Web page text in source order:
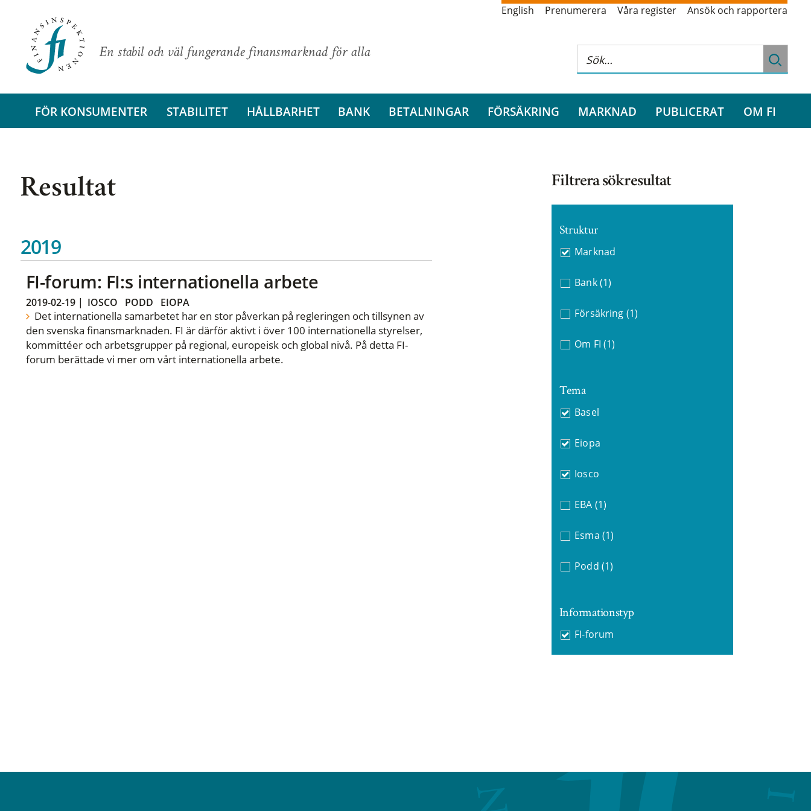
En stabil och väl fungerande finansmarknad för alla
English Prenumerera Våra register Ansök och rapportera
FÖR KONSUMENTER STABILITET HÅLLBARHET BANK BETALNINGAR FÖRSÄKRING MARKNAD PUBLICERAT OM FI
Resultat
2019
FI-forum: FI:s internationella arbete
2019-02-19| IOSCO PODD EIOPA
Det internationella samarbetet har en stor påverkan på regleringen och tillsynen av
den svenska finansmarknaden. FI är därför aktivt i över 100 internationella styrelser,
kommittéer och arbetsgrupper på regional, europeisk och global nivå. På detta FI-
forum berättade vi mer om vårt internationella arbete.
Filtrera sökresultat
Struktur
Marknad
Bank (1)
Försäkring (1)
Om FI (1)
Tema
Basel
Eiopa
Iosco
EBA (1)
Esma (1)
Podd (1)
Informationstyp
FI-forum